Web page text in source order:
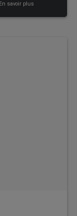
En savoir plus